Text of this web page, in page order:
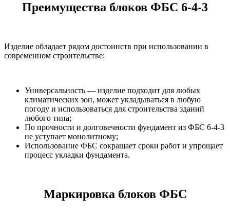
Преимущества блоков ФБС 6-4-3
Изделие обладает рядом достоинств при использовании в
современном строительстве:
Универсальность — изделие подходит для любых
климатических зон, может укладываться в любую
погоду и использоваться для строительства зданий
любого типа;
По прочности и долговечности фундамент из ФБС 6-4-3
не уступает монолитному;
Использование ФБС сокращает сроки работ и упрощает
процесс укладки фундамента.
Маркировка блоков ФБС